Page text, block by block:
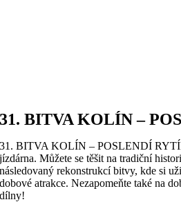
31. BITVA KOLÍN –
31. BITVA KOLÍN – POSLENDÍ
jízdárna. Můžete se těšit na tradiční
následovaný rekonstrukcí bitvy, kde si
dobové atrakce. Nezapomeňte také na
dílny!